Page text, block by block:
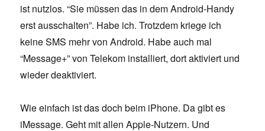
ist nutzlos. “Sie müssen das in dem Android-Handy
erst ausschalten”. Habe ich. Trotzdem kriege ich
keine SMS mehr von Android. Habe auch mal
“Message+” von Telekom installiert, dort aktiviert und
wieder deaktiviert.
Wie einfach ist das doch beim iPhone. Da gibt es
iMessage. Geht mit allen Apple-Nutzern. Und